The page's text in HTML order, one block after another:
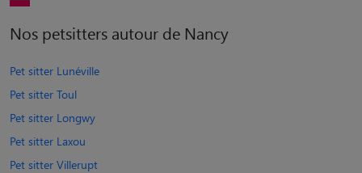
Nos petsitters autour de Nancy
Pet sitter Lunéville
Pet sitter Toul
Pet sitter Longwy
Pet sitter Laxou
Pet sitter Villerupt